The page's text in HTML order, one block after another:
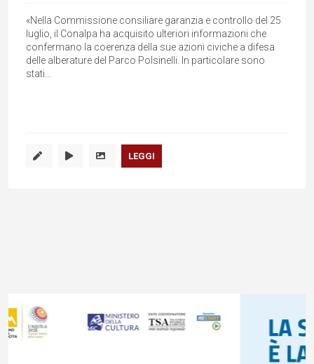
«Nella Commissione consiliare garanzia e controllo del 25
luglio, il Conalpa ha acquisito ulteriori informazioni che
confermano la coerenza della sue azioni civiche a difesa
delle alberature del Parco Polsinelli. In particolare sono
stati...
LEGGI